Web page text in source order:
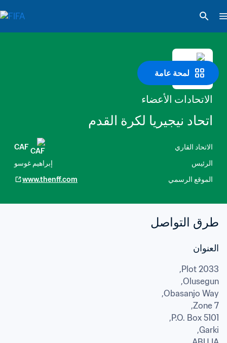
لمحة عامة
الاتحادات الأعضاء
اتحاد نيجيريا لكرة القدم
الاتحاد القاري
CAF
الرئيس
إبراهيم غوسو
الموقع الرسمي
www.thenff.com
طرق التواصل
العنوان
Garki,